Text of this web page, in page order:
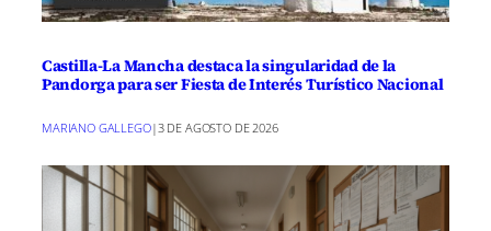
Castilla-La Mancha destaca la singularidad de la
Pandorga para ser Fiesta de Interés Turístico Nacional
MARIANO GALLEGO|3 DE AGOSTO DE 2026